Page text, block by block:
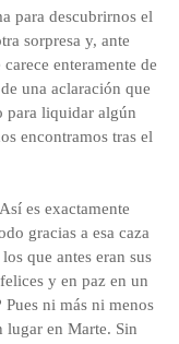
para descubrirnos el
sorpresa y, ante
enteramente de
una aclaración que
para liquidar algún
encontramos tras el
es exactamente
gracias a esa caza
que antes eran sus
y en paz en un
ni más ni menos
lugar en Marte. Sin